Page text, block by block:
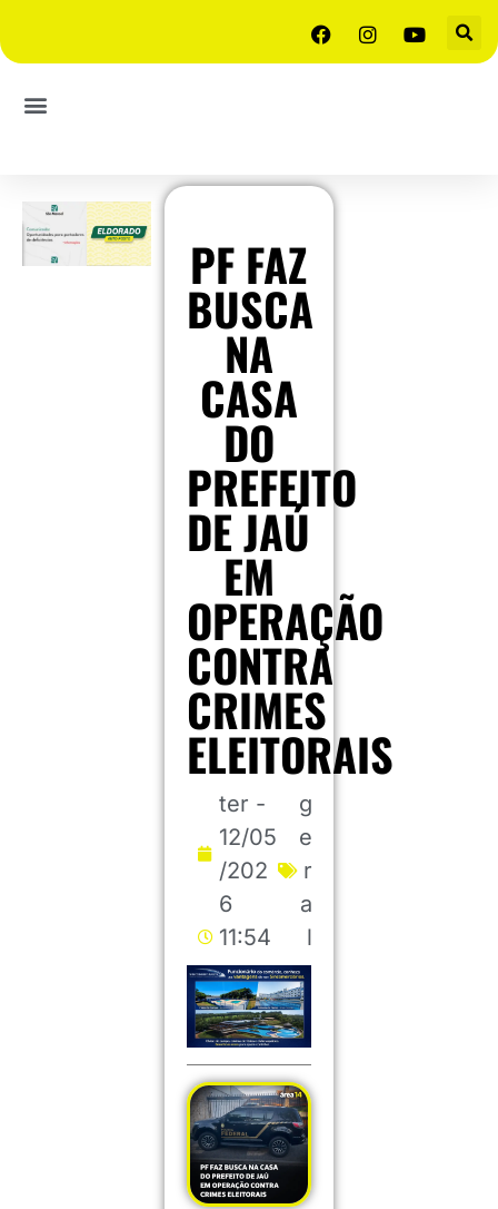
PF FAZ
BUSCA
NA
CASA
DO
PREFEITO
DE JAÚ
EM
OPERAÇÃO
CONTRA
CRIMES
ELEITORAIS
ter -
12/05
/202
6
11:54
g
e
r
a
l